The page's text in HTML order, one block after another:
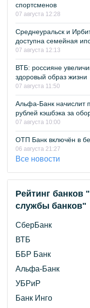
спортсменов
07 августа 12:28
Среднеуральск и
доступна семейная
07 августа 12:13
ВТБ: россияне
здоровый образ жизни
07 августа 11:50
Альфа-Банк начислит
рублей кэшбэка за
07 августа 10:00
ОТП Банк включён в
06 августа 21:27
Все новости
Рейтинг банков
службы банков"
СберБанк
ВТБ
ББР Банк
Альфа-Банк
УБРиР
Банк Инго